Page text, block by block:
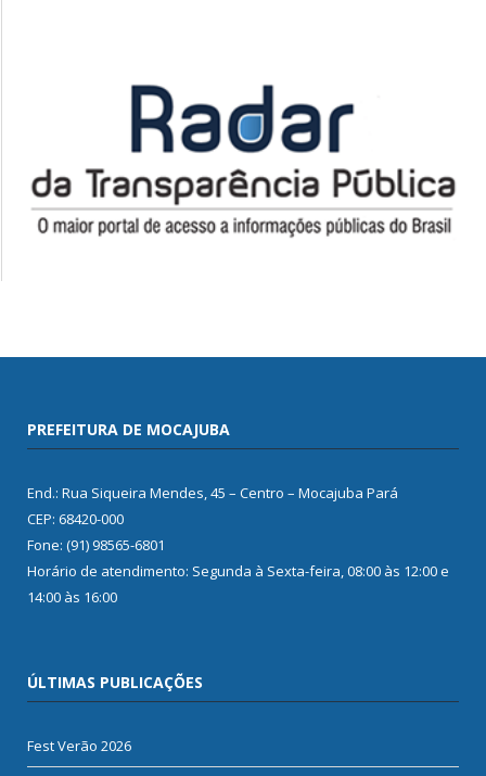
PREFEITURA DE MOCAJUBA
End.: Rua Siqueira Mendes, 45 – Centro – Mocajuba Pará
CEP: 68420-000
Fone: (91) 98565-6801
Horário de atendimento: Segunda à Sexta-feira, 08:00 às 12:00 e
14:00 às 16:00
ÚLTIMAS PUBLICAÇÕES
Fest Verão 2026